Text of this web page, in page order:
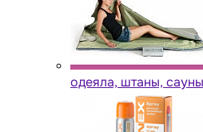
одеяла, штаны, сауны